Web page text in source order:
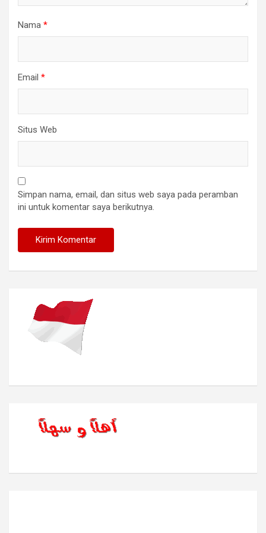
Nama *
Email *
Situs Web
Simpan nama, email, dan situs web saya pada peramban
ini untuk komentar saya berikutnya.